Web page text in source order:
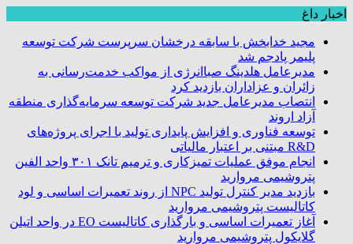
اخبار داغ
مجید خدابخش با سابقه درخشان سرپرست شرکت توسعه
پلیمر پادجم شد
مدیرعامل هلدینگ صباانرژی از مواکب خدمت‌رسانی به
زائران و عزاداران بازدید کرد
انتصاب مدیرعامل جدید شرکت توسعه سرمایه‌گذاری منطقه
آزاد اروند
توسعه فناوری و افزایش پایداری تولید با اجرای پروژه‌های
R&D مبتنی بر اعتبار مالیاتی
انجام موفق عملیات تمیزکاری و ترمیم تانک ۳۰۱ واحد الفین
پتروشیمی مروارید
بازدید مدیر کنترل تولید NPC از روند تعمیرات اساسی و لود
کاتالیست پتروشیمی مروارید
آغاز تعمیرات اساسی و بارگذاری کاتالیست EO در واحد اتیلن
گلایکول پتروشیمی مروارید